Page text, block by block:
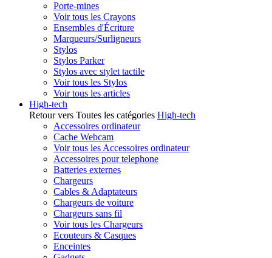
Porte-mines
Voir tous les Crayons
Ensembles d'Écriture
Marqueurs/Surligneurs
Stylos
Stylos Parker
Stylos avec stylet tactile
Voir tous les Stylos
Voir tous les articles
High-tech
Retour vers Toutes les catégories High-tech
Accessoires ordinateur
Cache Webcam
Voir tous les Accessoires ordinateur
Accessoires pour telephone
Batteries externes
Chargeurs
Cables & Adaptateurs
Chargeurs de voiture
Chargeurs sans fil
Voir tous les Chargeurs
Ecouteurs & Casques
Enceintes